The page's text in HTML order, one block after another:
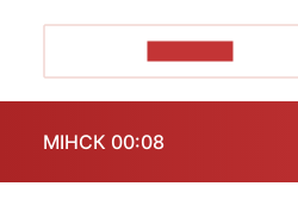
МІНСК 00:08